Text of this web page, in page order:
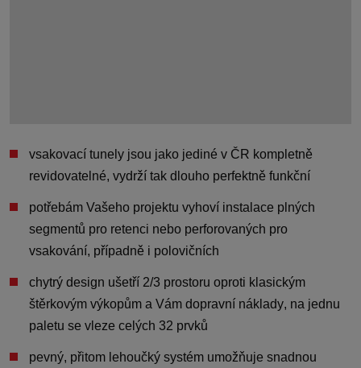
vsakovací tunely jsou jako jediné v ČR kompletně
revidovatelné, vydrží tak dlouho perfektně funkční
potřebám Vašeho projektu vyhoví instalace plných
segmentů pro retenci nebo perforovaných pro
vsakování, případně i polovičních
chytrý design ušetří 2/3 prostoru oproti klasickým
štěrkovým výkopům a Vám dopravní náklady, na jednu
paletu se vleze celých 32 prvků
pevný, přitom lehoučký systém umožňuje snadnou